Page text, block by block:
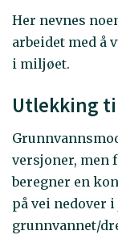
Her nevnes
arbeidet med å
i miljøet.
Utlekking
versjoner, men
beregner en
på vei nedover
grunnvannet/